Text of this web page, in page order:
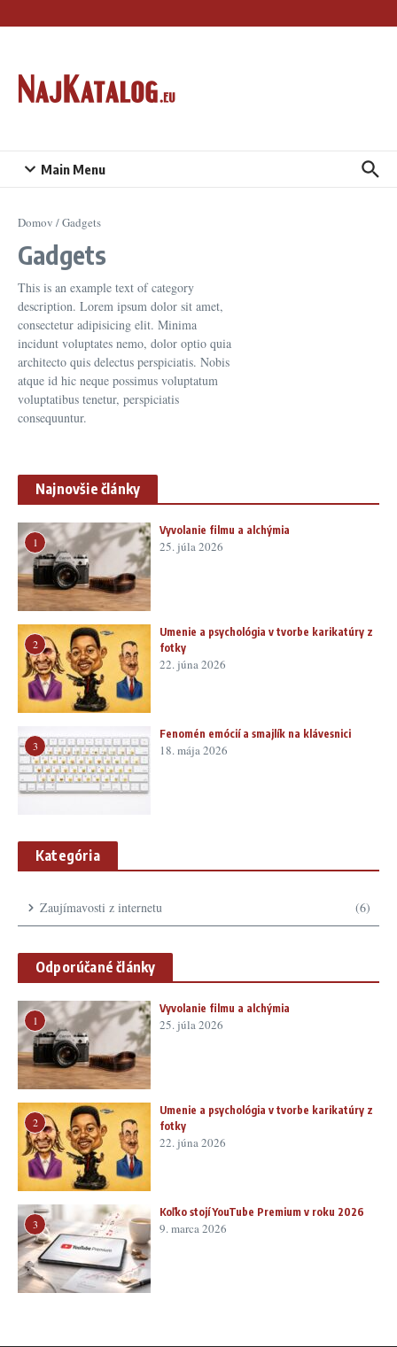
Main Menu
Domov /Gadgets
Gadgets
This is an example text of category
description. Lorem ipsum dolor sit amet,
consectetur adipisicing elit. Minima
incidunt voluptates nemo, dolor optio quia
architecto quis delectus perspiciatis. Nobis
atque id hic neque possimus voluptatum
voluptatibus tenetur, perspiciatis
consequuntur.
Najnovšie články
1
Vyvolanie filmu a alchýmia
25. júla 2026
2
Umenie a psychológia v tvorbe karikatúry z
fotky
22. júna 2026
3
Fenomén emócií a smajlík na klávesnici
18. mája 2026
Kategória
Zaujímavosti z internetu (6)
Odporúčané články
1
Vyvolanie filmu a alchýmia
25. júla 2026
2
Umenie a psychológia v tvorbe karikatúry z
fotky
22. júna 2026
3
Koľko stojí YouTube Premium v roku 2026
9. marca 2026